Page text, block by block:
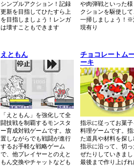
シンプルアクション！記録
更新を目指してひたすら上
を目指しましょう！レンガ
は壊すこともできます
や肉弾戦といった
クションを駆使し
一掃しましょう！※
現有り
えともん
「えともん」を強化して全
闘技戦を制覇するモンスタ
ー育成対戦ゲームです。放
置しながらでも戦闘が進行
するお手軽な戦略ゲーム
で、他プレイヤーとのえと
もん交換やチャットなども
チョコレートム
ーキ
指示に従ってお菓
料理ゲームです。
た道具や材料を探
指示に沿って、切
ぜたりしていきま
最後まで作り上げ